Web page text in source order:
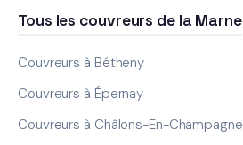
Tous les couvreurs de la Marne
Couvreurs à Bétheny
Couvreurs à Épernay
Couvreurs à Châlons-En-Champagne